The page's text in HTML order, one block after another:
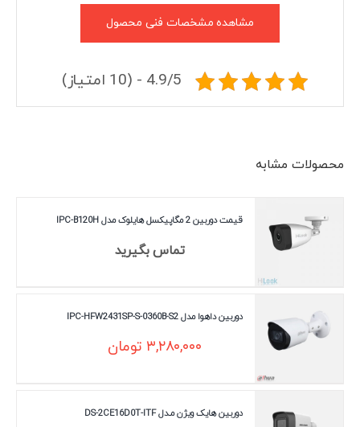
مشاهده مشخصات فنی محصول
4.9/5 - (10 امتیاز)
محصولات مشابه
قیمت دوربین 2 مگاپیکسل هایلوک مدل IPC-B120H
تماس بگیرید
دوربین داهوا مدل IPC-HFW2431SP-S-0360B-S2
۳,۲۸۰,۰۰۰ تومان
دوربین هایک ویژن مـدل DS-2CE16D0T-ITF